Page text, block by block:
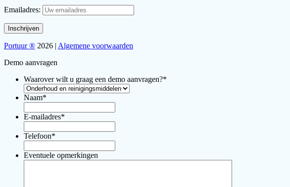
Emailadres:
Portuur ® 2026 | Algemene voorwaarden
Demo aanvragen
Waarover wilt u graag een demo aanvragen?*
Naam*
E-mailadres*
Telefoon*
Eventuele opmerkingen